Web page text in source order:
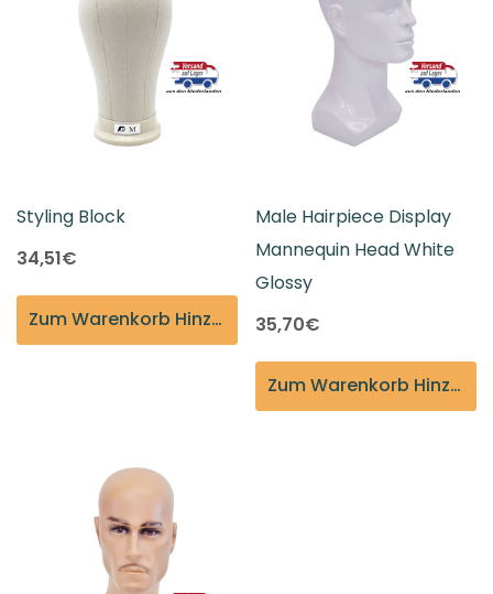
Styling Block
34,51€
Zum Warenkorb Hinzufügen
Male Hairpiece Display
Mannequin Head White
Glossy
35,70€
Zum Warenkorb Hinzufügen